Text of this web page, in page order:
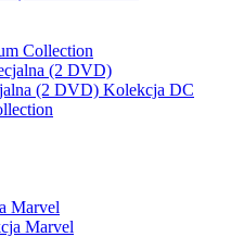
Collection
(2 DVD)
(2 DVD) Kolekcja DC
Marvel
Marvel